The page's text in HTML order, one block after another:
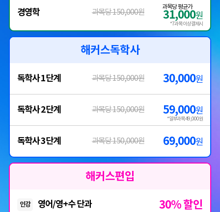
경영학 과목당 150,000원
과목당 평균가
31,000원
*7과목 이상 결제시
해커스독학사
독학사 1단계 과목당 150,000원 30,000원
독학사 2단계 과목당 150,000원 59,000원
*일부과목 49,000원
독학사 3단계 과목당 150,000원 69,000원
해커스편입
인강 영어/영+수 단과 30% 할인